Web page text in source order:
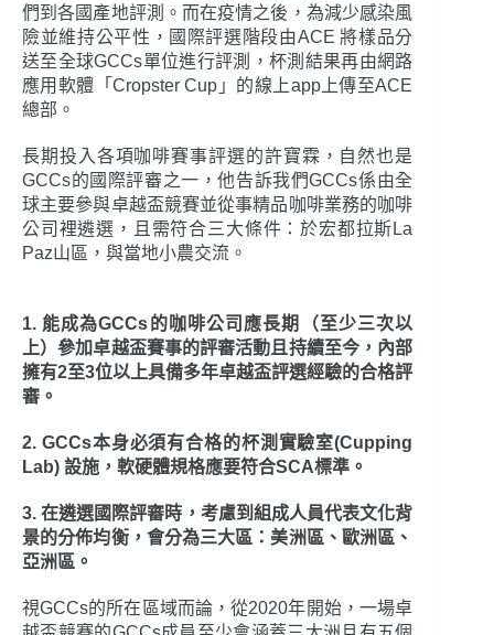
們到各國產地評測。而在疫情之後，為減少感染風
險並維持公平性，國際評選階段由ACE 將樣品分
送至全球GCCs單位進行評測，杯測結果再由網路
應用軟體「Cropster Cup」的線上app上傳至ACE
總部。
長期投入各項咖啡賽事評選的許寶霖，自然也是
GCCs的國際評審之一，他告訴我們GCCs係由全
球主要參與卓越盃競賽並從事精品咖啡業務的咖啡
公司裡遴選，且需符合三大條件：於宏都拉斯La
Paz山區，與當地小農交流。
1. 能成為GCCs的咖啡公司應長期（至少三次以
上）參加卓越盃賽事的評審活動且持續至今，內部
擁有2至3位以上具備多年卓越盃評選經驗的合格評
審。
2. GCCs本身必須有合格的杯測實驗室(Cupping
Lab) 設施，軟硬體規格應要符合SCA標準。
3. 在遴選國際評審時，考慮到組成人員代表文化背
景的分佈均衡，會分為三大區：美洲區、歐洲區、
亞洲區。
視GCCs的所在區域而論，從2020年開始，一場卓